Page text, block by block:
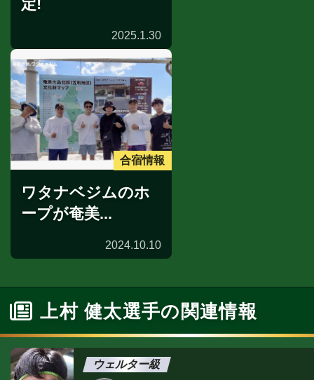
定!
2025.1.30
合宿情報
ワタナベジムのホ
ープが奄美...
2024.10.10
上村 健太選手の関連情報
ウェルター級